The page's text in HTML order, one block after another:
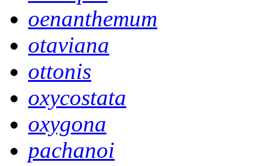
oenanthemum
otaviana
ottonis
oxycostata
oxygona
pachanoi